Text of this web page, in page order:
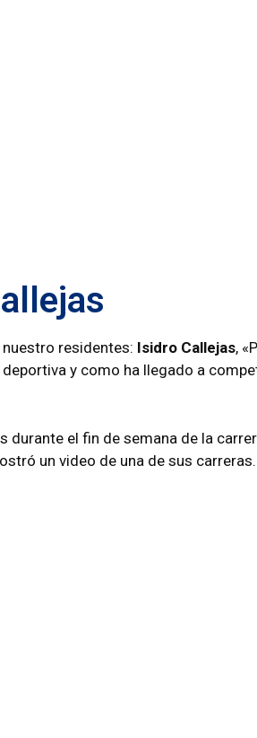
residentes: Isidro Callejas,
y como ha llegado a
el fin de semana de la
un video de una de sus carreras.